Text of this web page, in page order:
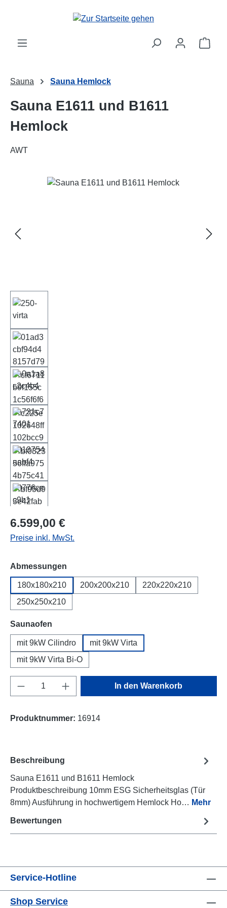
Zum Hauptinhalt springen
Sauna Sauna Hemlock
Sauna E1611 und B1611
Hemlock
AWT
Bildergalerie überspringen
Regulärer Preis:
6.599,00 €
Preise inkl. MwSt.
Abmessungen
180x180x210 200x200x210
220x220x210
250x250x210
Saunaofen
mit 9kW Cilindro
mit 9kW Virta
mit 9kW Virta Bi-O
Produkt Anzahl: Gib den gewünschten
In den Warenkorb
Produktnummer: 16914
Beschreibung
Sauna E1611 und B1611 Hemlock
Produktbeschreibung 10mm ESG Sicherheitsglas (Tür
8mm) Ausführung in hochwertigem Hemlock Ho… Mehr
Bewertungen
Service-Hotline
Shop Service